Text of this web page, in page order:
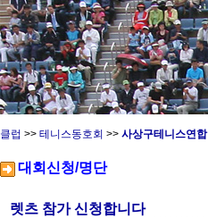
클럽 >> 테니스동호회 >> 사상구테니스연
대회신청/명단
렛츠 참가 신청합니다